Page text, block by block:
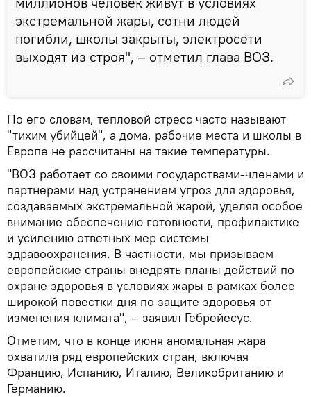
экстремальной жары, сотни людей
погибли, школы закрыты, электросети
выходят из строя", – отметил глава ВОЗ.
По его словам, тепловой стресс часто называют
"тихим убийцей", а дома, рабочие места и школы в
Европе не рассчитаны на такие температуры.
"ВОЗ работает со своими государствами-членами и
партнерами над устранением угроз для здоровья,
создаваемых экстремальной жарой, уделяя особое
внимание обеспечению готовности, профилактике
и усилению ответных мер системы
здравоохранения. В частности, мы призываем
европейские страны внедрять планы действий по
охране здоровья в условиях жары в рамках более
широкой повестки дня по защите здоровья от
изменения климата", – заявил Гебрейесус.
Отметим, что в конце июня аномальная жара
охватила ряд европейских стран, включая
Францию, Испанию, Италию, Великобританию и
Германию.